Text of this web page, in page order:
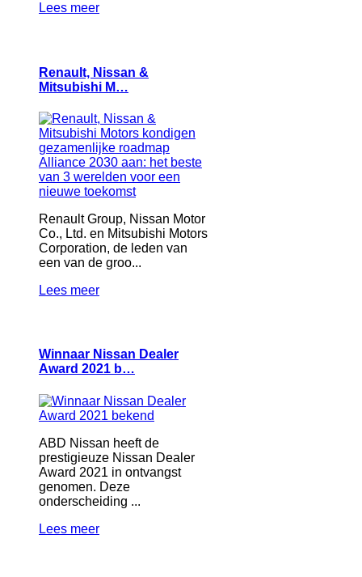
Lees meer
Renault, Nissan &
Mitsubishi M…
Renault Group, Nissan Motor
Co., Ltd. en Mitsubishi Motors
Corporation, de leden van
een van de groo...
Lees meer
Winnaar Nissan Dealer
Award 2021 b…
ABD Nissan heeft de
prestigieuze Nissan Dealer
Award 2021 in ontvangst
genomen. Deze
onderscheiding ...
Lees meer